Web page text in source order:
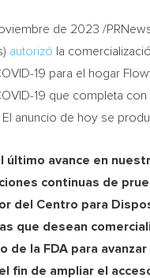
de 2023 /
autorizó la
19 para el hogar
19 que completa
anuncio de hoy se
último avance en
continuas de
del Centro para
que desean
de la FDA para
fin de ampliar el